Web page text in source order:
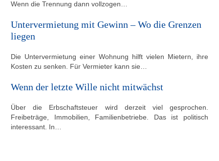
Wenn die Trennung dann vollzogen…
Untervermietung mit Gewinn – Wo die Grenzen
liegen
Die Untervermietung einer Wohnung hilft vielen Mietern, ihre
Kosten zu senken. Für Vermieter kann sie…
Wenn der letzte Wille nicht mitwächst
Über die Erbschaftsteuer wird derzeit viel gesprochen.
Freibeträge, Immobilien, Familienbetriebe. Das ist politisch
interessant. In…